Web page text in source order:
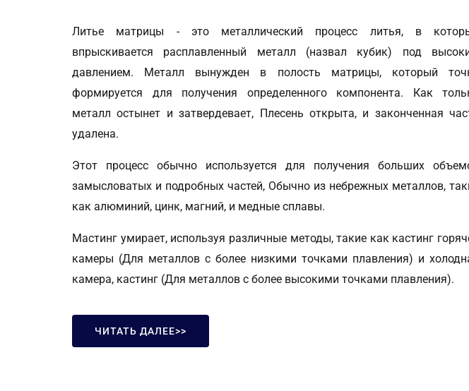
Литье матрицы - это металлический процесс литья, в
впрыскивается расплавленный металл (назвал кубик) под
давлением. Металл вынужден в полость матрицы, который
формируется для получения определенного компонента. Как
металл остынет и затвердевает, Плесень открыта, и законченная
удалена.
Этот процесс обычно используется для получения больших
замысловатых и подробных частей, Обычно из небрежных металлов,
как алюминий, цинк, магний, и медные сплавы.
Мастинг умирает, используя различные методы, такие как кастинг
камеры (Для металлов с более низкими точками плавления) и
камера, кастинг (Для металлов с более высокими точками плавления).
ЧИТАТЬ ДАЛЕЕ>>